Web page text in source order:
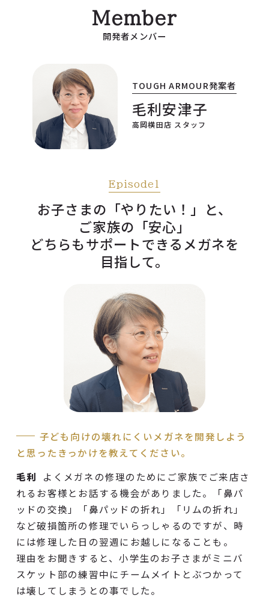
Member
開発者メンバー
TOUGH ARMOUR発案者
毛利安津子
高岡横田店 スタッフ
Episode1
お子さまの「やりたい！」と、
ご家族の「安心」
どちらもサポートできるメガネを
目指して。
子ども向けの壊れにくいメガネを開発しよう
と思ったきっかけを教えてください。
毛利
よくメガネの修理のためにご家族でご来店さ
れるお客様とお話する機会がありました。「鼻パ
ッドの交換」「鼻パッドの折れ」「リムの折れ」
など破損箇所の修理でいらっしゃるのですが、時
には修理した日の翌週にお越しになることも。
理由をお聞きすると、小学生のお子さまがミニバ
スケット部の練習中にチームメイトとぶつかって
は壊してしまうとの事でした。